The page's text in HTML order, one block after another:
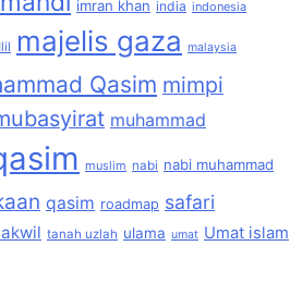
imran khan india indonesia
majelis gaza malaysia
Qasim mimpi
muhammad
muslim nabi nabi muhammad
qasim roadmap safari
tanah uzlah ulama umat Umat islam